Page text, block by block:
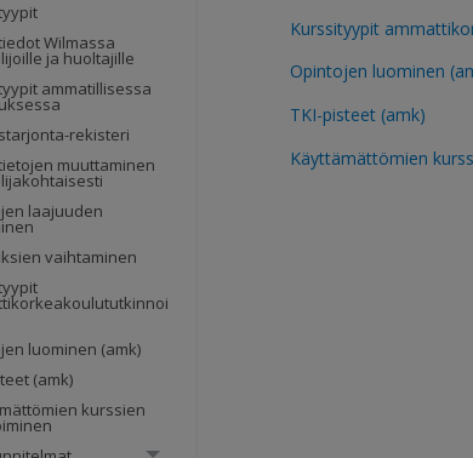
Wilmassa
ja huoltajille
ammatillisessa
rekisteri
muuttaminen
laajuuden
vaihtaminen
luominen (amk)
(amk)
kurssien
Kurssityypit
Opintojen luominen
TKI-pisteet (amk)
Käyttämättömien